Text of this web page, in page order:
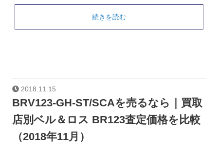
続きを読む
2018.11.15
BRV123-GH-ST/SCAを売るなら｜買取
店別ベル＆ロス BR123査定価格を比較
（2018年11月）